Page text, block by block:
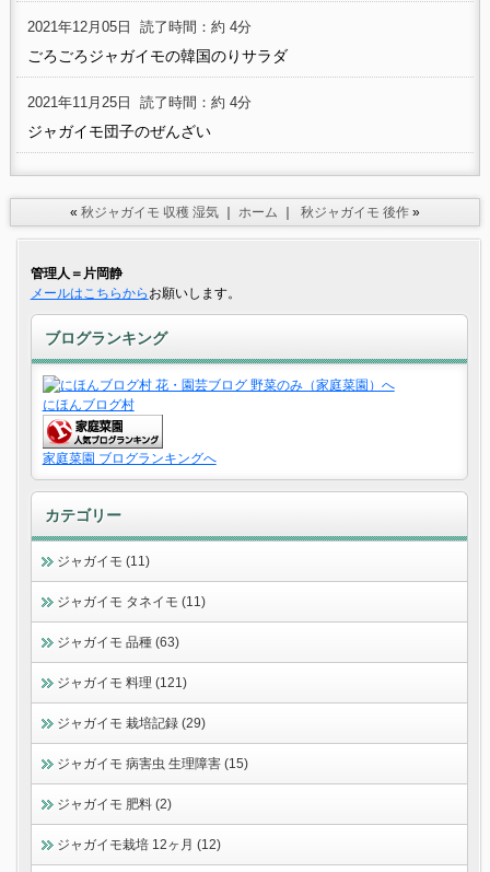
2021年12月05日 読了時間：約 4分
ごろごろジャガイモの韓国のりサラダ
2021年11月25日 読了時間：約 4分
ジャガイモ団子のぜんざい
« 秋ジャガイモ 収穫 湿気｜ ホーム ｜ 秋ジャガイモ 後作»
管理人＝片岡静
メールはこちらから お願いします。
ブログランキング
にほんブログ村
家庭菜園 ブログランキングへ
カテゴリー
ジャガイモ (11)
ジャガイモ タネイモ (11)
ジャガイモ 品種 (63)
ジャガイモ 料理 (121)
ジャガイモ 栽培記録 (29)
ジャガイモ 病害虫 生理障害 (15)
ジャガイモ 肥料 (2)
ジャガイモ栽培 12ヶ月 (12)